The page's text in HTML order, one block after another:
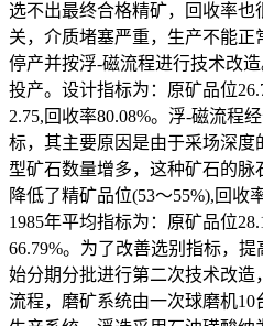
选不出最终合格精矿，回收率
关，介质堵塞严重，生产不能正
停产并按浮-磁流程进行技术改
投产。设计指标为：原矿品位
2.75,回收率80.08%。浮-磁流程
标，其主要原因是由于采场深
型矿石数量增多，这种矿石的脉
降低了精矿品位(53〜55%),回收
1985年平均指标为：原矿品位
66.79%。为了改善选别指标，
始分期分批进行第二次技术改造
流程，磨矿系统由一次球磨机10